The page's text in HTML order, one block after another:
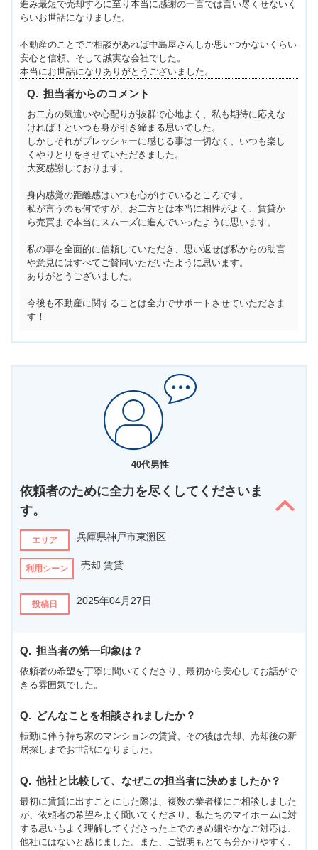
進み最短で売却するに至り本当に感謝の一言では言い尽くせないく
らいお世話になりました。
不動産のことでご相談があれば中島屋さんしか思いつかないくらい
安心と信頼、そして誠実な会社でした。
本当にお世話になりありがとうございました。
担当者からのコメント
お二方の気遣いや心配りが抜群で心地よく、私も期待に応えな
ければ！といつも身が引き締まる思いでした。
しかしそれがプレッシャーに感じる事は一切なく、いつも楽し
くやりとりをさせていただきました。
大変感謝しております。
身内感覚の距離感はいつも心がけているところです。
私が言うのも何ですが、お二方とは本当に相性がよく、賃貸か
ら売買まで本当にスムーズに進んでいったように思います。
私の事を全面的に信頼していただき、思い返せば私からの助言
や意見にはすべてご賛同いただいたように思います。
ありがとうございました。
今後も不動産に関することは全力でサポートさせていただきま
す！
40代男性
依頼者のために全力を尽くしてくださいま
す。
エリア 兵庫県神戸市東灘区
利用シーン 売却 賃貸
投稿日 2025年04月27日
担当者の第一印象は？
依頼者の希望を丁寧に聞いてくださり、最初から安心してお話がで
きる雰囲気でした。
どんなことを相談されましたか？
転勤に伴う持ち家のマンションの賃貸、その後は売却、売却後の新
居探しまでお世話になりました。
他社と比較して、なぜこの担当者に決めましたか？
最初に賃貸に出すことにした際は、複数の業者様にご相談しました
が、依頼者の希望をよく聞いてくださり、私たちのマイホームに対
する思いもよく理解してくださった上でのきめ細やかなご対応は、
他社にはないと感じました。また、ご説明もとても分かりやすく、